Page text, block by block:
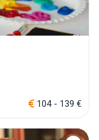
104 - 139 €